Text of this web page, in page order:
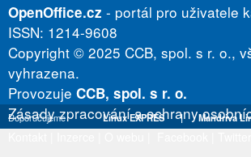
OpenOffice.cz - portál pro uživatele
ISSN: 1214-9608
Copyright © 2025 CCB, spol. s r. o.,
vyhrazena.
Provozuje CCB, spol. s r. o.
Zásady zpracování a ochrany
Doporučujeme Linux EXPRES | Mandriva